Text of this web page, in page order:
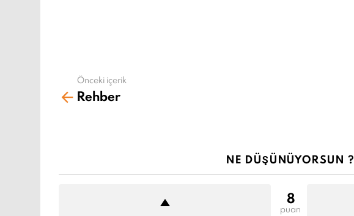
Daha
fazla
Önceki içerik
Rehber
NE DÜŞÜNÜYORSUN ?
8
puan